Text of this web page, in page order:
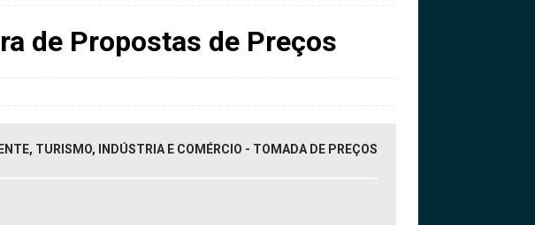
de Propostas de Preços
TURISMO, INDÚSTRIA E COMÉRCIO - TOMADA DE PREÇOS